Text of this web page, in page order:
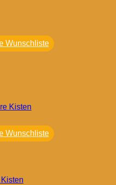
Wunschliste
Wunschliste